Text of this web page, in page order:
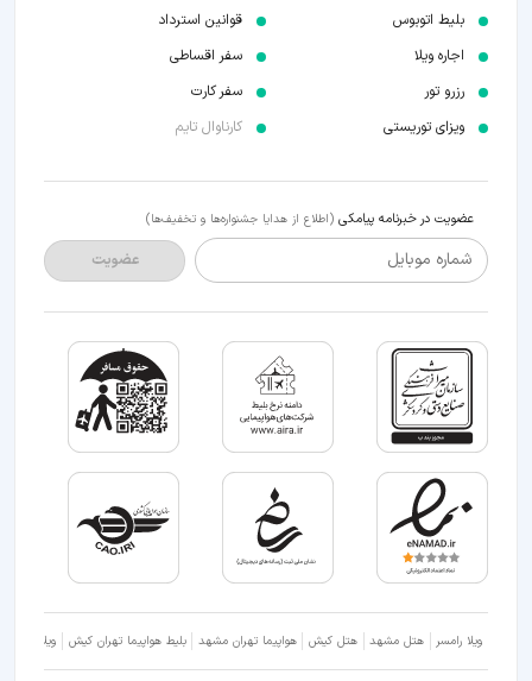
بلیط اتوبوس
اجاره ویلا
رزرو تور
ویزای توریستی
قوانین استرداد
سفر اقساطی
سفر کارت
کارناوال تایم
عضویت در خبرنامه پیامکی (اطلاع از هدایا جشنواره‌ها و تخفیف‌ها)
شماره موبایل عضویت
ویلا رامسر هتل مشهد هتل کیش هواپیما تهران مشهد بلیط هواپیما تهران کیش ویلا شمال